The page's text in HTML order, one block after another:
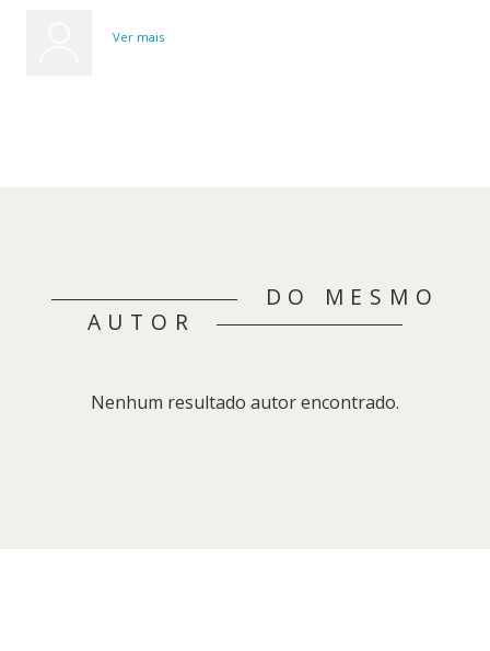
Ver mais
DO MESMO
AUTOR
Nenhum resultado autor encontrado.